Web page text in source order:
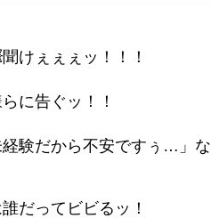
けぇぇぇッ！！！
に告ぐッ！！
経験だから不安ですぅ…」
だってビビるッ！